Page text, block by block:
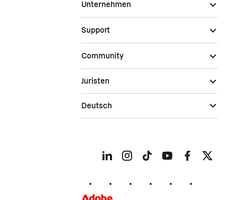
Unternehmen
Support
Community
Juristen
Deutsch